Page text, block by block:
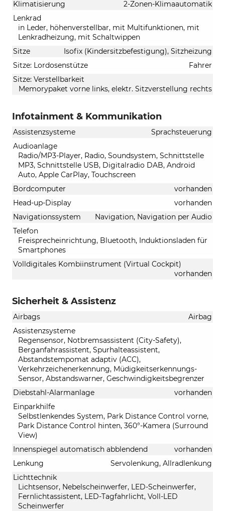
Klimatisierung
2-Zonen-Klimaautomatik
Lenkrad
in Leder, höhenverstellbar, mit Multifunktionen, mit
Lenkradheizung, mit Schaltwippen
Sitze
Isofix (Kindersitzbefestigung), Sitzheizung
Sitze: Lordosenstütze
Fahrer
Sitze: Verstellbarkeit
Memorypaket vorne links, elektr. Sitzverstellung rechts
Infotainment & Kommunikation
Assistenzsysteme
Sprachsteuerung
Audioanlage
Radio/MP3-Player, Radio, Soundsystem, Schnittstelle
MP3, Schnittstelle USB, Digitalradio DAB, Android
Auto, Apple CarPlay, Touchscreen
Bordcomputer
vorhanden
Head-up-Display
vorhanden
Navigationssystem
Navigation, Navigation per Audio
Telefon
Freisprecheinrichtung, Bluetooth, Induktionsladen für
Smartphones
Volldigitales Kombiinstrument (Virtual Cockpit)
vorhanden
Sicherheit & Assistenz
Airbags
Airbag
Assistenzsysteme
Regensensor, Notbremsassistent (City-Safety),
Berganfahrassistent, Spurhalteassistent,
Abstandstempomat adaptiv (ACC),
Verkehrzeichenerkennung, Müdigkeitserkennungs-
Sensor, Abstandswarner, Geschwindigkeitsbegrenzer
Diebstahl-Alarmanlage
vorhanden
Einparkhilfe
Selbstlenkendes System, Park Distance Control vorne,
Park Distance Control hinten, 360°-Kamera (Surround
View)
Innenspiegel automatisch abblendend
vorhanden
Lenkung
Servolenkung, Allradlenkung
Lichttechnik
Lichtsensor, Nebelscheinwerfer, LED-Scheinwerfer,
Fernlichtassistent, LED-Tagfahrlicht, Voll-LED
Scheinwerfer